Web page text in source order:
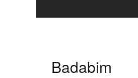
Badabim